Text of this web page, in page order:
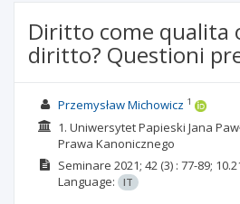
Diritto come qualita
diritto? Questioni
Przemysław Michowicz 1
1. Uniwersytet Papieski Jana
Prawa Kanonicznego
Seminare 2021; 42(3) : 77-89;
Language:
IT